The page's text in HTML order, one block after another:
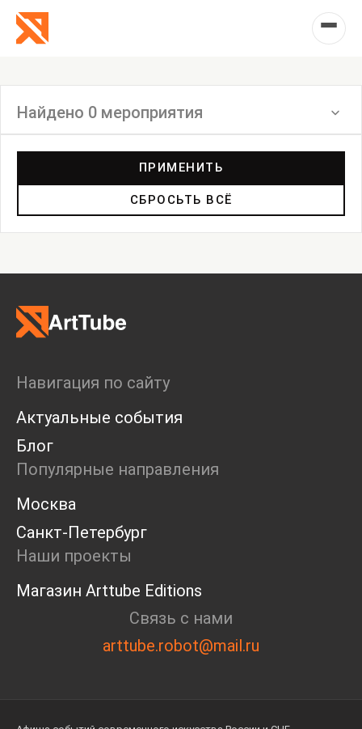
Найдено 0 мероприятия
Дискуссия
Пост-релиз
Пресс-конференция
Ярмарка
Open call
Экскурсия
Дискуссия
Cosmoscow 2024
Blazar 2024
Встречи
Круглый стол
ПРИМЕНИТЬ
СБРОСЬТЬ ВСЁ
Навигация по сайту
Актуальные события
Блог
Популярные направления
Москва
Санкт-Петербург
Наши проекты
Магазин Arttube Editions
Связь с нами
arttube.robot@mail.ru